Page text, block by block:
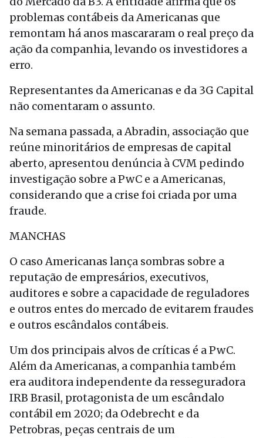
problemas contábeis da Americanas que
remontam há anos mascararam o real preço da
ação da companhia, levando os investidores a
erro.
Representantes da Americanas e da 3G Capital
não comentaram o assunto.
Na semana passada, a Abradin, associação que
reúne minoritários de empresas de capital
aberto, apresentou denúncia à CVM pedindo
investigação sobre a PwC e a Americanas,
considerando que a crise foi criada por uma
fraude.
MANCHAS
O caso Americanas lança sombras sobre a
reputação de empresários, executivos,
auditores e sobre a capacidade de reguladores
e outros entes do mercado de evitarem fraudes
e outros escândalos contábeis.
Um dos principais alvos de críticas é a PwC.
Além da Americanas, a companhia também
era auditora independente da resseguradora
IRB Brasil, protagonista de um escândalo
contábil em 2020; da Odebrecht e da
Petrobras, peças centrais de um